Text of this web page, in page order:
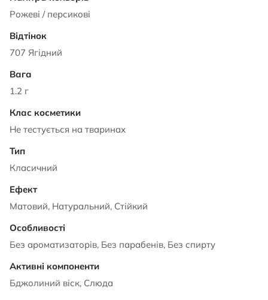
Рожеві / персикові
707 Ягідний
1.2 г
Не тестується на тваринах
Класичний
Матовий, Натуральний, Стійкий
Без ароматизаторів, Без парабенів, Без спирту
Бджолиний віск, Слюда